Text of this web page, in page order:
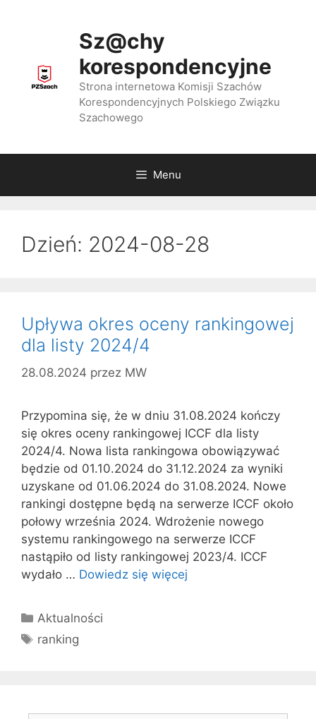
Sz@chy
korespondencyjne
Strona internetowa Komisji Szachów
Korespondencyjnych Polskiego Związku
Szachowego
Menu
Dzień: 2024-08-28
Upływa okres oceny rankingowej
dla listy 2024/4
28.08.2024 przez MW
Przypomina się, że w dniu 31.08.2024 kończy
się okres oceny rankingowej ICCF dla listy
2024/4. Nowa lista rankingowa obowiązywać
będzie od 01.10.2024 do 31.12.2024 za wyniki
uzyskane od 01.06.2024 do 31.08.2024. Nowe
rankingi dostępne będą na serwerze ICCF około
połowy września 2024. Wdrożenie nowego
systemu rankingowego na serwerze ICCF
nastąpiło od listy rankingowej 2023/4. ICCF
wydało … Dowiedz się więcej
Kategorie
Aktualności
Tagi
ranking